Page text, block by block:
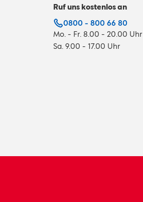
Ruf uns kostenlos an
0800 - 800 66 80
Mo. - Fr. 8.00 - 20.00 Uhr
Sa. 9.00 - 17.00 Uhr